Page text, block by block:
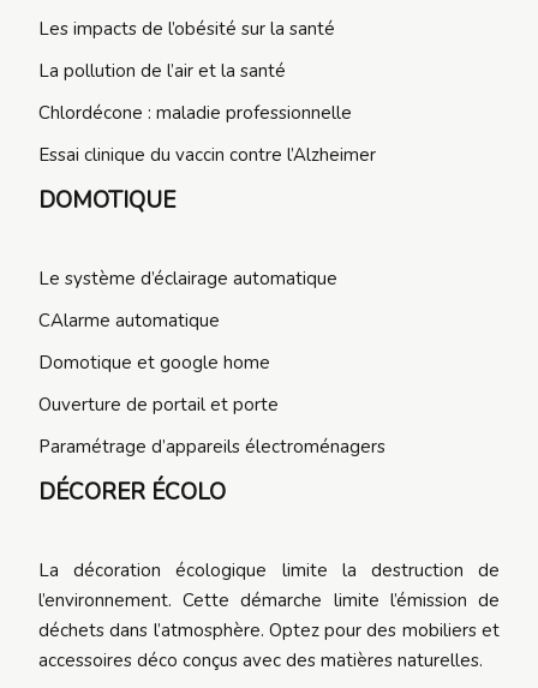
Les impacts de l’obésité sur la santé
La pollution de l’air et la santé
Chlordécone : maladie professionnelle
Essai clinique du vaccin contre l’Alzheimer
DOMOTIQUE
Le système d’éclairage automatique
CAlarme automatique
Domotique et google home
Ouverture de portail et porte
Paramétrage d’appareils électroménagers
DÉCORER ÉCOLO
La décoration écologique limite la destruction de
l’environnement. Cette démarche limite l’émission de
déchets dans l’atmosphère. Optez pour des mobiliers et
accessoires déco conçus avec des matières naturelles.